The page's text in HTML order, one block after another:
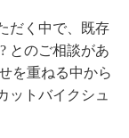
だく中で、既存
とのご相談があ
を重ねる中から
ットバイクシュ